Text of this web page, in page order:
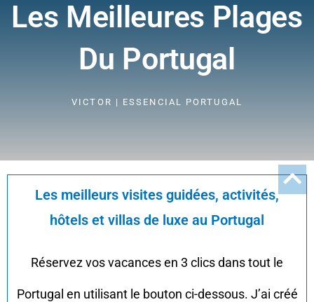
Les Meilleures Plages
Du Portugal
VICTOR | ESSENCIAL PORTUGAL
Les meilleurs visites guidées, activités,
hôtels et villas de luxe au Portugal
Réservez vos vacances en 3 clics dans tout le
Portugal en utilisant le bouton ci-dessous. J’ai créé